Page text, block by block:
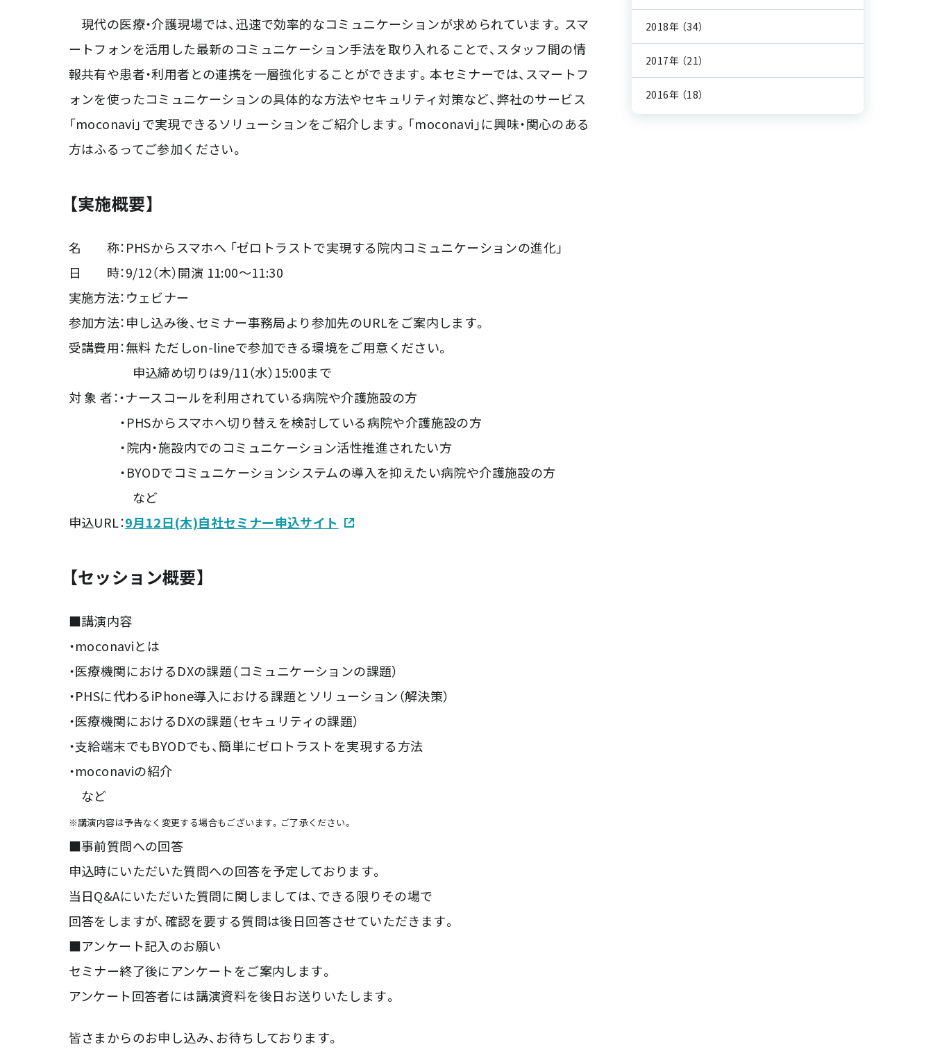
現代の医療・介護現場では、迅速で効率的なコミュニケーションが求められています。スマ
ートフォンを活用した最新のコミュニケーション手法を取り入れることで、スタッフ間の情
報共有や患者・利用者との連携を一層強化することができます。本セミナーでは、スマートフ
ォンを使ったコミュニケーションの具体的な方法やセキュリティ対策など、弊社のサービス
「moconavi」で実現できるソリューションをご紹介します。「moconavi」に興味・関心のある
方はふるってご参加ください。
【実施概要】
名 称：PHSからスマホへ 「ゼロトラストで実現する院内コミュニケーションの進化」
日 時：9/12（木）開演 11:00～11:30
実施方法：ウェビナー
参加方法：申し込み後、セミナー事務局より参加先のURLをご案内します。
受講費用：無料 ただしon-lineで参加できる環境をご用意ください。
申込締め切りは9/11（水）15:00まで
対 象 者：・ナースコールを利用されている病院や介護施設の方
・PHSからスマホへ切り替えを検討している病院や介護施設の方
・院内・施設内でのコミュニケーション活性推進されたい方
・BYODでコミュニケーションシステムの導入を抑えたい病院や介護施設の方
など
申込URL：9月12日(木)自社セミナー申込サイト
【セッション概要】
■講演内容
・moconaviとは
・医療機関におけるDXの課題（コミュニケーションの課題）
・PHSに代わるiPhone導入における課題とソリューション（解決策）
・医療機関におけるDXの課題（セキュリティの課題）
・支給端末でもBYODでも、簡単にゼロトラストを実現する方法
・moconaviの紹介
など
※講演内容は予告なく変更する場合もございます。ご了承ください。
■事前質問への回答
申込時にいただいた質問への回答を予定しております。
当日Q&Aにいただいた質問に関しましては、できる限りその場で
回答をしますが、確認を要する質問は後日回答させていただきます。
■アンケート記入のお願い
セミナー終了後にアンケートをご案内します。
アンケート回答者には講演資料を後日お送りいたします。
皆さまからのお申し込み、お待ちしております。
2018年 （34）
2017年 （21）
2016年 （18）